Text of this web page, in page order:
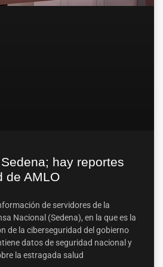
hay reportes
de AMLO
de servidores de la
Nacional (Sedena), en la que es la
de la ciberseguridad del gobierno
datos de seguridad nacional y
la estragada salud